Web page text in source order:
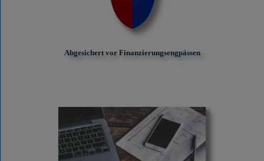
Abgesichert vor Finanzierungs­engpässen